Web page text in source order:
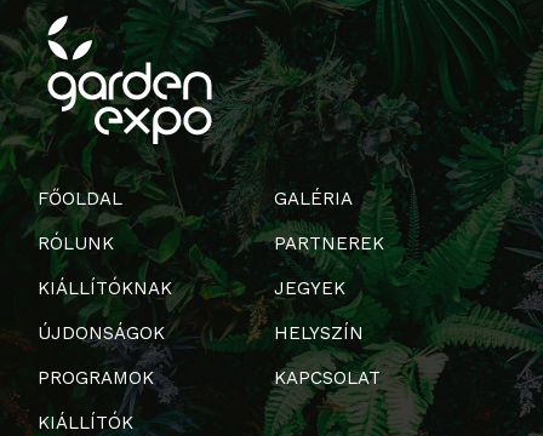
FŐOLDAL
RÓLUNK
KIÁLLÍTÓKNAK
ÚJDONSÁGOK
PROGRAMOK
KIÁLLÍTÓK
GALÉRIA
PARTNEREK
JEGYEK
HELYSZÍN
KAPCSOLAT